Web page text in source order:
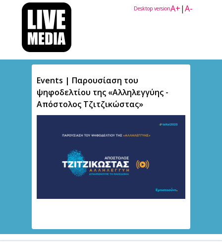
A+|A-
Desktop version
Events | Παρουσίαση του
ψηφοδελτίου της «Αλληλεγγύης -
Απόστολος Τζιτζικώστας»